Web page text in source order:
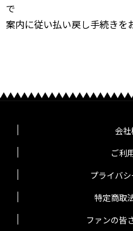
で
案内に従い払い戻し手続きを
会
ご利
プライバ
特定商取
ファンの皆